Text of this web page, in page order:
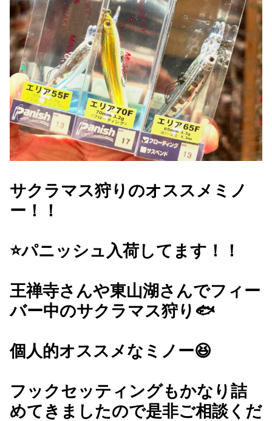
サクラマス狩りのオススメミノ
ー！！
⭐️パニッシュ入荷してます！！
王禅寺さんや東山湖さんでフィー
バー中のサクラマス狩り🐟
個人的オススメなミノー😆
フックセッティングもかなり詰
めてきましたので是非ご相談くだ